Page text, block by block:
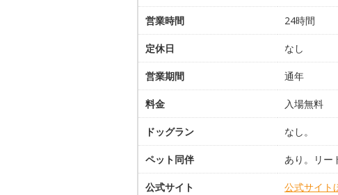
営業時間 24時間
定休日 なし
営業期間 通年
料金 入場無料
ドッグラン なし。
ペット同伴 あり。リー
公式サイト 公式サイト